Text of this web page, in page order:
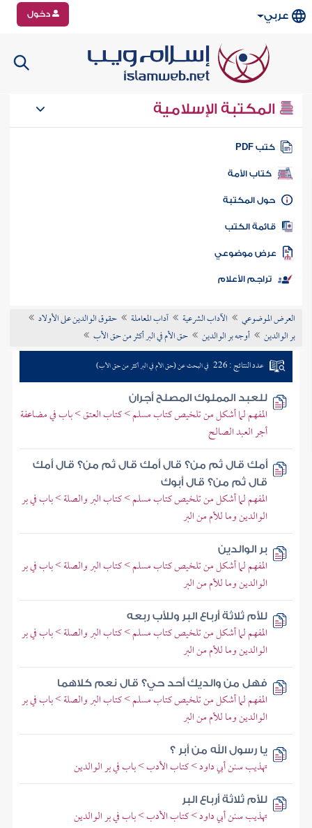
عربي دخول
المكتبة الإسلامية
كتب PDF
كتاب الأمة
المكتبة
الكتب
موضوعي
تراجم الأعلام
العرض الموضوعي الآداب الشرعية آداب المعاملة
حقوق الوالدين على الأولاد
بر الوالدين
أوجه بر الوالدين حق الأم في البر أكثر من حق الأب
عدد النتائج : 226 في البحث عن (حق الأم في البر أكثر من حق الأب)
للعبد المملوك المصلح أجران
المفهم لما أشكل من تلخيص كتاب مسلم > كتاب العتق > باب في مضاعفة
أجر العبد الصالح
أمك قال ثم من؟ قال أمك قال ثم من؟ قال أمك
قال ثم من؟ قال أبوك
المفهم لما أشكل من تلخيص كتاب مسلم > كتاب البر والصلة > باب في بر
الوالدين وما للأم من البر
بر الوالدين
المفهم لما أشكل من تلخيص كتاب مسلم > كتاب البر والصلة > باب في بر
الوالدين وما للأم من البر
للأم ثلاثة أرباع البر وللأب ربعه
المفهم لما أشكل من تلخيص كتاب مسلم > كتاب البر والصلة > باب في بر
الوالدين وما للأم من البر
فهل من والديك أحد حي؟ قال نعم كلاهما
المفهم لما أشكل من تلخيص كتاب مسلم > كتاب البر والصلة > باب في بر
الوالدين وما للأم من البر
يا رسول الله من أبر ؟
تهذيب سنن أبي داود > كتاب الأدب > باب في بر الوالدين
للأم ثلاثة أرباع البر
تهذيب سنن أبي داود > كتاب الأدب > باب في بر الوالدين